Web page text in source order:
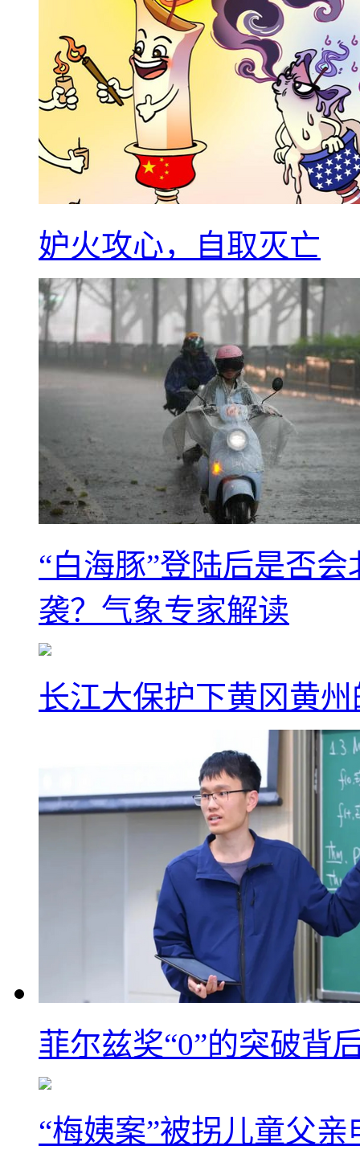
妒火攻心，自取灭亡
“白海豚”登陆后是否
袭？气象专家解读
长江大保护下黄冈黄
菲尔兹奖“0”的突破背
“梅姨案”被拐儿童父